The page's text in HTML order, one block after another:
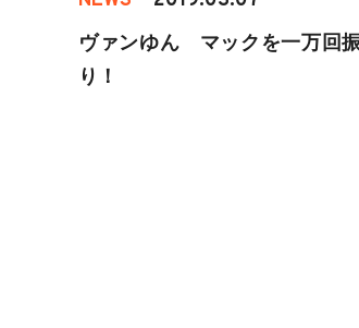
ヴァンゆん マックを一万回
り！